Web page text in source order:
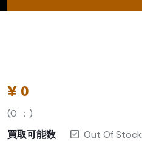
¥ 0
(0 ：)
買取可能数
Out Of Stock